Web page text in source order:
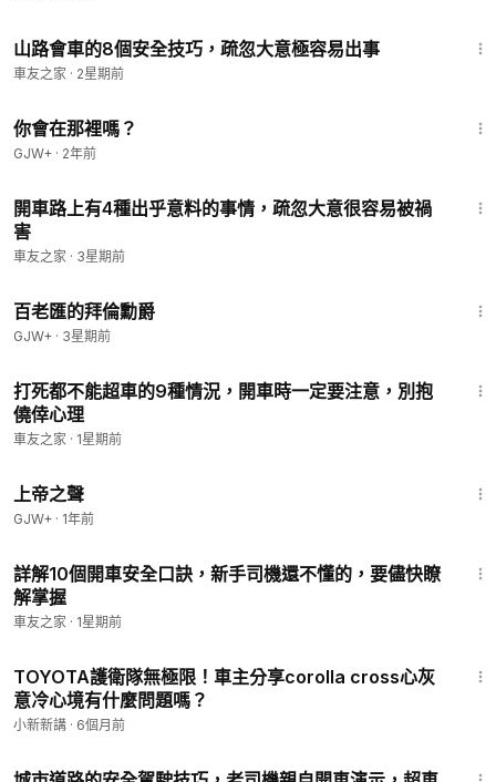
山路會車的8個安全技巧，疏忽大意極容易出事
車友之家 · 2星期前
你會在那裡嗎？
GJW+ · 2年前
開車路上有4種出乎意料的事情，疏忽大意很容易被禍
害
車友之家 · 3星期前
百老匯的拜倫勳爵
GJW+ · 3星期前
打死都不能超車的9種情況，開車時一定要注意，別抱
僥倖心理
車友之家 · 1星期前
上帝之聲
GJW+ · 1年前
詳解10個開車安全口訣，新手司機還不懂的，要儘快瞭
解掌握
車友之家 · 1星期前
TOYOTA護衛隊無極限！車主分享corolla cross心灰
意冷心境有什麼問題嗎？
小新新講 · 6個月前